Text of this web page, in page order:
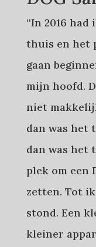
“In 2016
thuis en het
gaan
mijn hoofd.
niet
dan was het
dan was het
plek om een
zetten. Tot ik
stond. Een
kleiner